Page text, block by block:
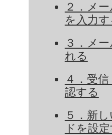
２．メ
を入力す
３．メ
れる
４．受
認する
５．新
ドを設